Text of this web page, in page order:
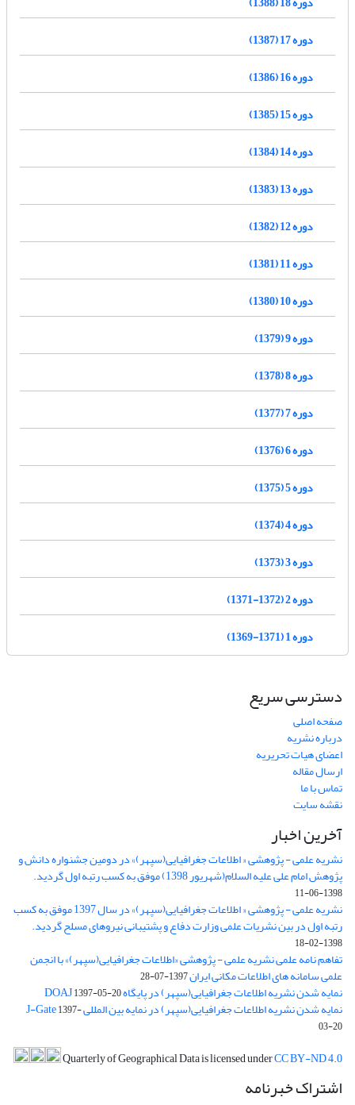
دوره 17 (1387)
دوره 16 (1386)
دوره 15 (1385)
دوره 14 (1384)
دوره 13 (1383)
دوره 12 (1382)
دوره 11 (1381)
دوره 10 (1380)
دوره 9 (1379)
دوره 8 (1378)
دوره 7 (1377)
دوره 6 (1376)
دوره 5 (1375)
دوره 4 (1374)
دوره 3 (1373)
دوره 2 (1372-1371)
دوره 1 (1371-1369)
دسترسی سریع
صفحه اصلی
درباره نشریه
اعضای هیات تحریریه
ارسال مقاله
تماس با ما
نقشه سایت
آخرین اخبار
نشریه علمی - پژوهشی « اطلاعات جغرافیایی(سپهر)» در دومین جشنواره دانش و
پژوهش امام علی علیه السلام(شهریور 1398) موفق به کسب رتبه اول گردید.
1398-06-11
نشریه علمی - پژوهشی « اطلاعات جغرافیایی(سپهر)» در سال 1397 موفق به کسب
رتبه اول در بین نشریات علمی وزارت دفاع و پشتیبانی نیروهای مسلح گردید.
1398-02-18
تفاهم نامه علمی نشریه علمی - پژوهشی «اطلاعات جغرافیایی(سپهر)» با انجمن
علمی سامانه های اطلاعات مکانی ایران1397-07-28
نمایه شدن نشریه اطلاعات جغرافیایی(سپهر) در پایگاه DOAJ1397-05-20
نمایه شدن نشریه اطلاعات جغرافیایی(سپهر) در نمایه بین المللی J-Gate1397-
03-20
Quarterly of Geographical Data is licensed underCC BY-ND 4.0
اشتراک خبرنامه